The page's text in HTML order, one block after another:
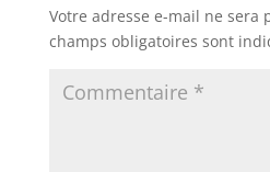
Votre adresse e-mail ne sera
champs obligatoires sont